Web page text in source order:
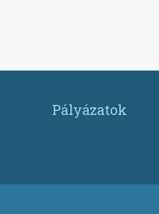
Pályázatok